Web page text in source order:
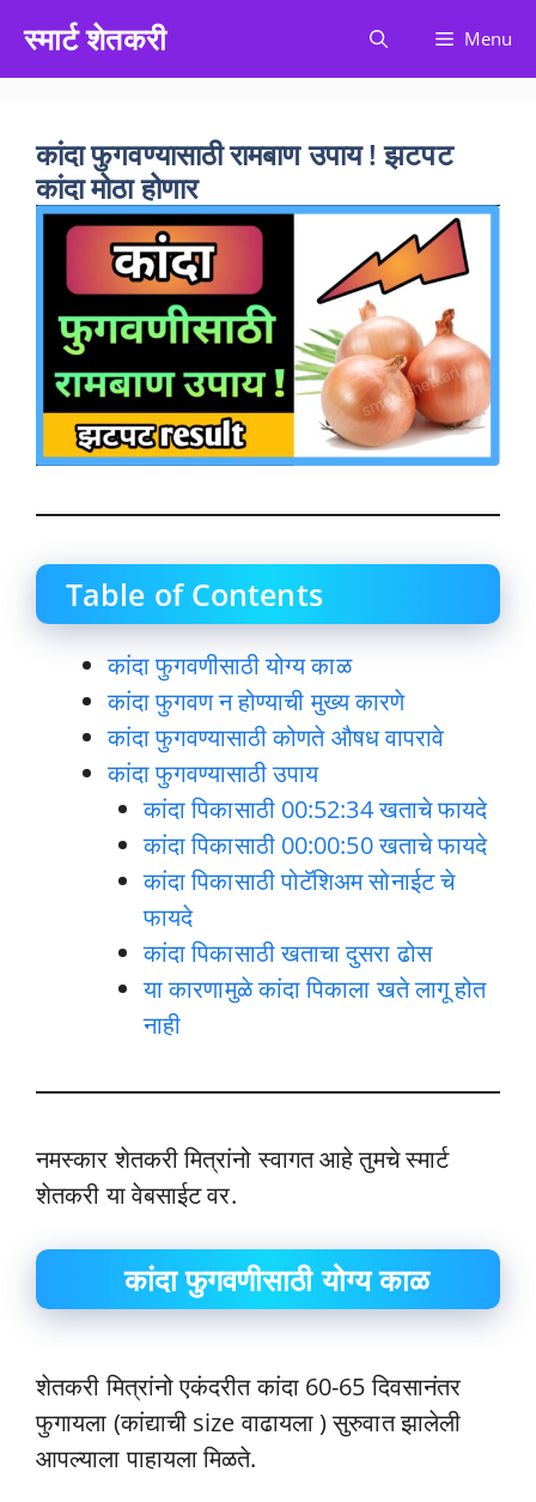
content
स्मार्ट शेतकरी Menu
कांदा फुगवण्यासाठी रामबाण उपाय ! झटपट
कांदा मोठा होणार
Table of Contents
कांदा फुगवणीसाठी योग्य काळ
कांदा फुगवण न होण्याची मुख्य कारणे
कांदा फुगवण्यासाठी कोणते औषध वापरावे
कांदा फुगवण्यासाठी उपाय
कांदा पिकासाठी 00:52:34 खताचे फायदे
कांदा पिकासाठी 00:00:50 खताचे फायदे
कांदा पिकासाठी पोटॅशिअम सोनाईट चे
फायदे
कांदा पिकासाठी खताचा दुसरा ढोस
या कारणामुळे कांदा पिकाला खते लागू होत
नाही
नमस्कार शेतकरी मित्रांनो स्वागत आहे तुमचे स्मार्ट
शेतकरी या वेबसाईट वर.
कांदा फुगवणीसाठी योग्य काळ
शेतकरी मित्रांनो एकंदरीत कांदा 60-65 दिवसानंतर
फुगायला (कांद्याची size वाढायला ) सुरुवात झालेली
आपल्याला पाहायला मिळते.